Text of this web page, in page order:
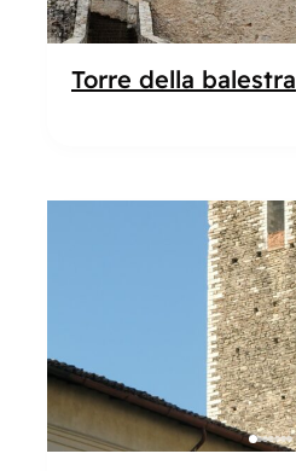
Torre della balestra